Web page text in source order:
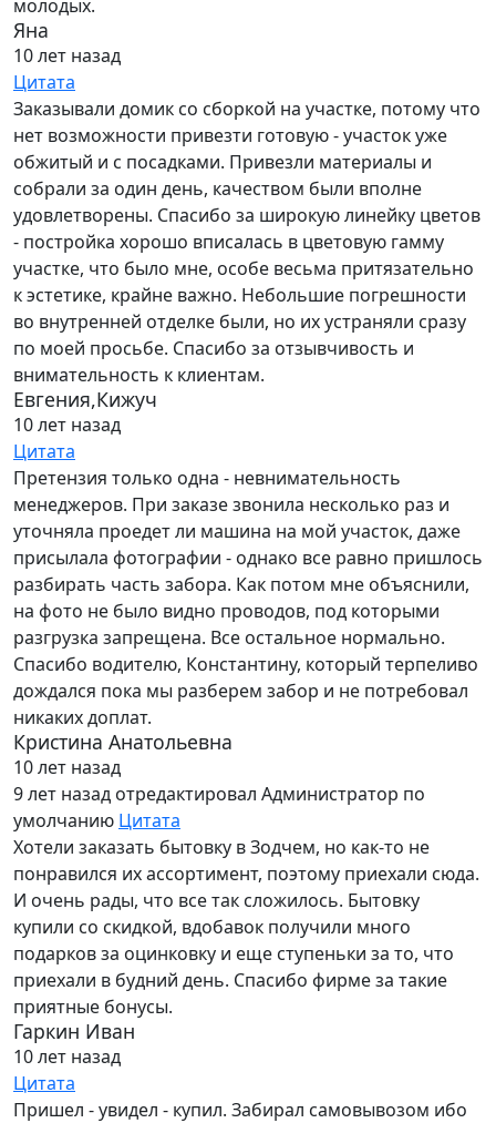
молодых.
Яна
10 лет назад
Цитата
Заказывали домик со сборкой на участке, потому что
нет возможности привезти готовую - участок уже
обжитый и с посадками. Привезли материалы и
собрали за один день, качеством были вполне
удовлетворены. Спасибо за широкую линейку цветов
- постройка хорошо вписалась в цветовую гамму
участке, что было мне, особе весьма притязательно
к эстетике, крайне важно. Небольшие погрешности
во внутренней отделке были, но их устраняли сразу
по моей просьбе. Спасибо за отзывчивость и
внимательность к клиентам.
Евгения,Кижуч
10 лет назад
Цитата
Претензия только одна - невнимательность
менеджеров. При заказе звонила несколько раз и
уточняла проедет ли машина на мой участок, даже
присылала фотографии - однако все равно пришлось
разбирать часть забора. Как потом мне объяснили,
на фото не было видно проводов, под которыми
разгрузка запрещена. Все остальное нормально.
Спасибо водителю, Константину, который терпеливо
дождался пока мы разберем забор и не потребовал
никаких доплат.
Кристина Анатольевна
10 лет назад
9 лет назад отредактировал Администратор по
умолчанию Цитата
Хотели заказать бытовку в Зодчем, но как-то не
понравился их ассортимент, поэтому приехали сюда.
И очень рады, что все так сложилось. Бытовку
купили со скидкой, вдобавок получили много
подарков за оцинковку и еще ступеньки за то, что
приехали в будний день. Спасибо фирме за такие
приятные бонусы.
Гаркин Иван
10 лет назад
Цитата
Пришел - увидел - купил. Забирал самовывозом ибо